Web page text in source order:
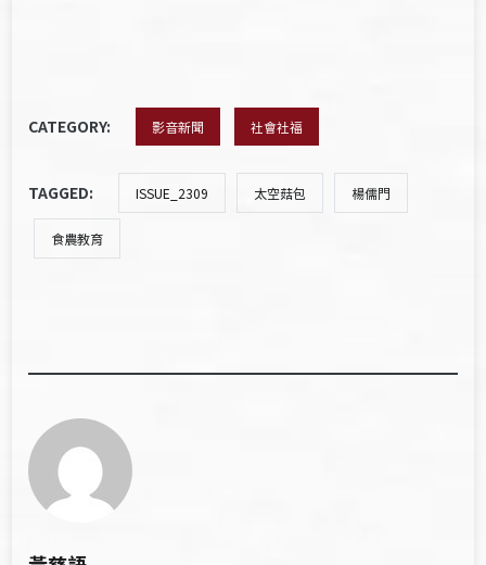
CATEGORY: 影音新聞 社會社福
TAGGED: ISSUE_2309 太空菇包 楊儒門
食農教育